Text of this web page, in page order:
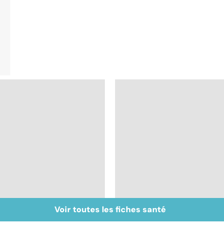
Bien dormir, mais...
sans médicaments !
Le mystère de la
fibromyalgie
Voir toutes les fiches santé